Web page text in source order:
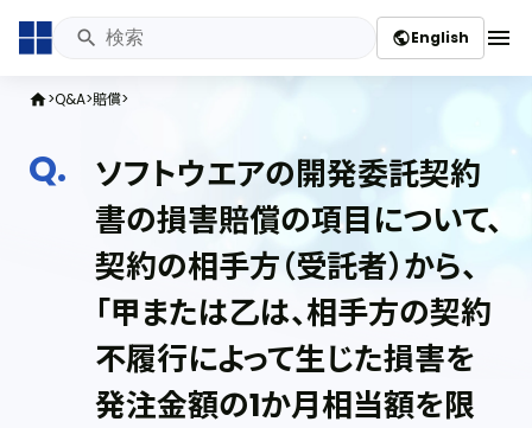
publicEnglish menu
home Q&A 賠償
ソフトウエアの開発委託契約
書の損害賠償の項目について、
契約の相手方（受託者）から、
「甲または乙は、相手方の契約
不履行によって生じた損害を
発注金額の1か月相当額を限